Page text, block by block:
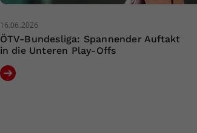
16.06.2026
ÖTV-Bundesliga: Spannender Auftakt
in die Unteren Play-Offs